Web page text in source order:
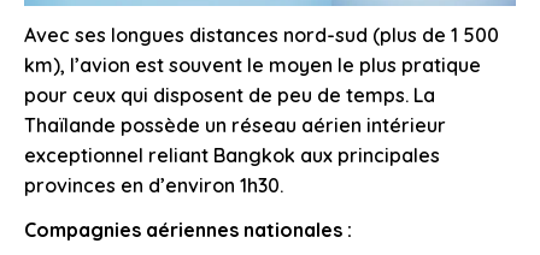
Avec ses longues distances nord-sud (plus de 1 500
km), l’avion est souvent le moyen le plus pratique
pour ceux qui disposent de peu de temps. La
Thaïlande possède un réseau aérien intérieur
exceptionnel reliant Bangkok aux principales
provinces en d’environ 1h30.
Compagnies aériennes nationales :